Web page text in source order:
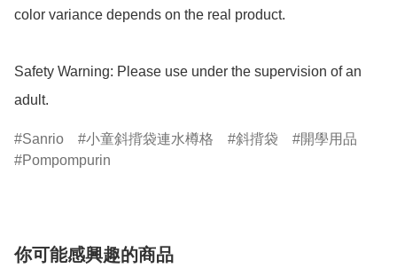
color variance depends on the real product.
Safety Warning: Please use under the supervision of an
adult.
Sanrio 小童斜揹袋連水樽格 斜揹袋
開學用品
Pompompurin
你可能感興趣的商品